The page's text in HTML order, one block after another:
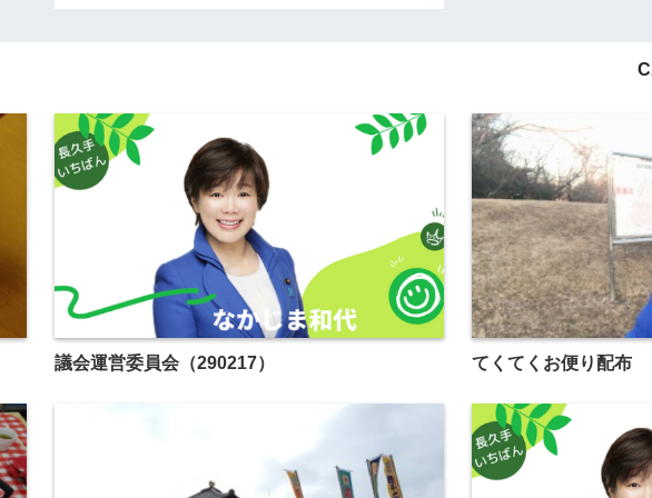
議会運営委員会（290217） てくてくお便り配布